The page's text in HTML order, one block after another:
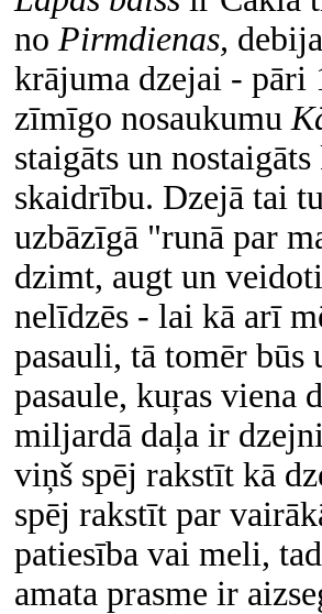
no Pirmdienas,
krājuma dzejai - pāri
zīmīgo nosaukumu
staigāts un
skaidrību. Dzejā tai
uzbāzīgā "runā par
dzimt, augt un
nelīdzēs - lai kā arī
pasauli, tā tomēr būs
pasaule, kuŗas viena
miljardā daļa ir
viņš spēj rakstīt kā
spēj rakstīt par
patiesība vai meli,
amata prasme ir